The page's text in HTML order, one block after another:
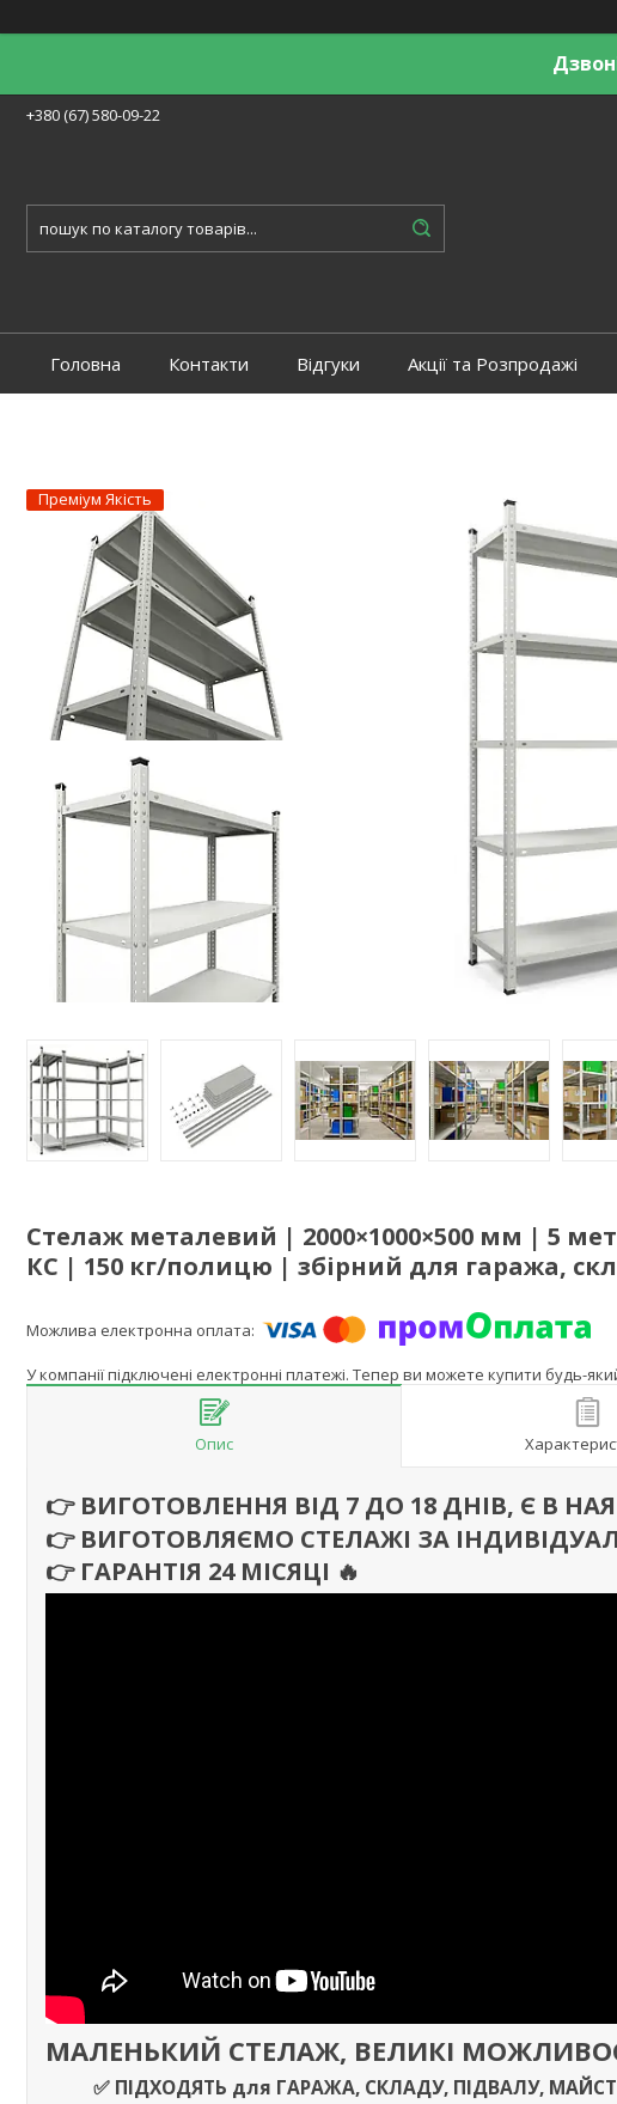
+380 (67) 580-09-22
Головна Контакти Відгуки Акції та Розпродажі
Преміум Якість
Стелаж металевий | 2000×1000×500 мм | 5
КС | 150 кг/полицю | збірний для гаража,
У компанії підключені електронні платежі. Тепер ви можете купити будь-
Опис
👉 ВИГОТОВЛЕННЯ ВІД 7 ДО 18 ДНІВ, Є В
👉 ВИГОТОВЛЯЄМО СТЕЛАЖІ ЗА
👉 ГАРАНТІЯ 24 МІСЯЦІ 🔥
МАЛЕНЬКИЙ СТЕЛАЖ, ВЕЛИКІ
✅ ПІДХОДЯТЬ для ГАРАЖА, СКЛАДУ, ПІДВАЛУ,